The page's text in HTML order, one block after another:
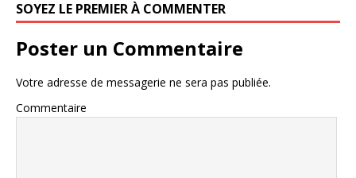
SOYEZ LE PREMIER À COMMENTER
Poster un Commentaire
Votre adresse de messagerie ne sera pas publiée.
Commentaire